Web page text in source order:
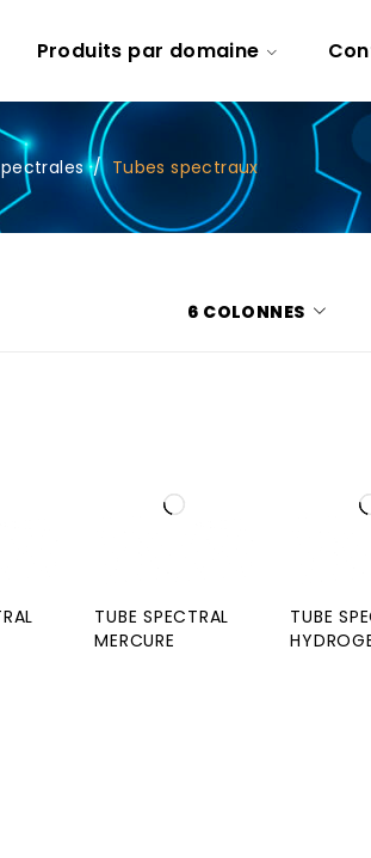
Produits par domaine
/ Tubes spectraux
6 COLONNES
TUBE SPECTRAL
MERCURE
TUBE